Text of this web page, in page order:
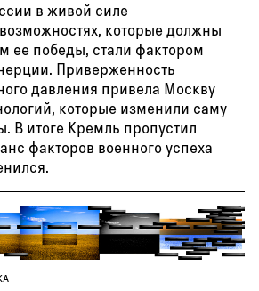
в живой силе
которые должны
ее победы, стали фактором
Приверженность
давления привела Москву
которые изменили саму
В итоге Кремль пропустил
факторов военного успеха